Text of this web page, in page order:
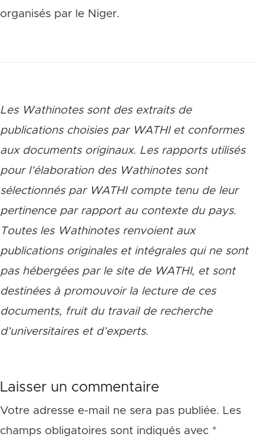
organisés par le Niger.
Les Wathinotes sont des extraits de
publications choisies par WATHI et conformes
aux documents originaux. Les rapports utilisés
pour l’élaboration des Wathinotes sont
sélectionnés par WATHI compte tenu de leur
pertinence par rapport au contexte du pays.
Toutes les Wathinotes renvoient aux
publications originales et intégrales qui ne sont
pas hébergées par le site de WATHI, et sont
destinées à promouvoir la lecture de ces
documents, fruit du travail de recherche
d’universitaires et d’experts.
Laisser un commentaire
Votre adresse e-mail ne sera pas publiée. Les
champs obligatoires sont indiqués avec *